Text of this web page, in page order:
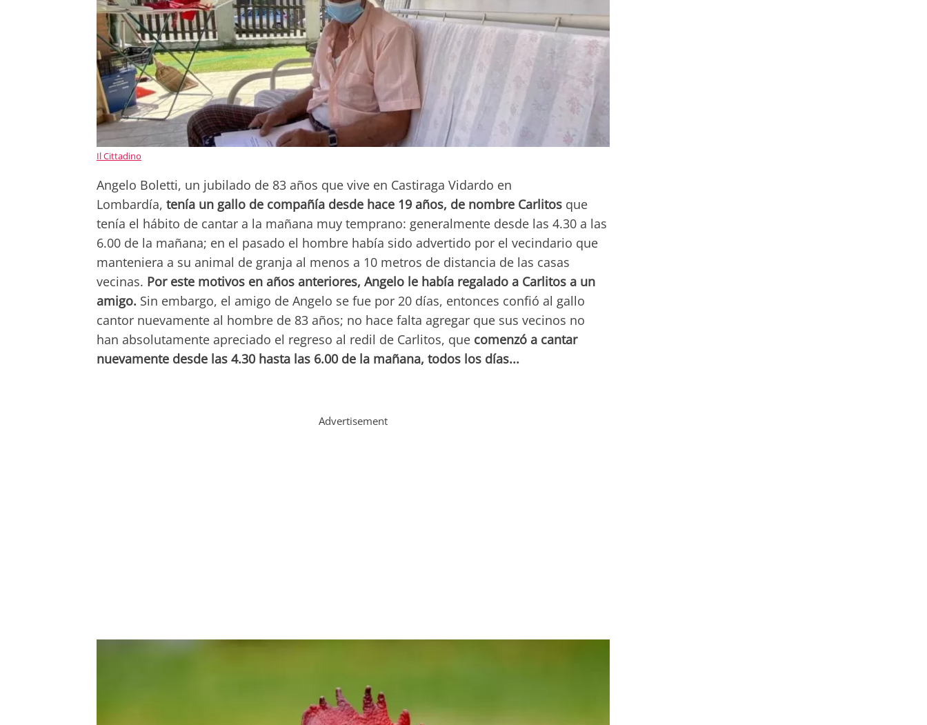
Il Cittadino
Angelo Boletti, un jubilado de 83 años que vive en Castiraga Vidardo en
Lombardía, tenía un gallo de compañía desde hace 19 años, de nombre Carlitos que
tenía el hábito de cantar a la mañana muy temprano: generalmente desde las 4.30 a las
6.00 de la mañana; en el pasado el hombre había sido advertido por el vecindario que
manteniera a su animal de granja al menos a 10 metros de distancia de las casas
vecinas. Por este motivos en años anteriores, Angelo le había regalado a Carlitos a un
amigo. Sin embargo, el amigo de Angelo se fue por 20 días, entonces confió al gallo
cantor nuevamente al hombre de 83 años; no hace falta agregar que sus vecinos no
han absolutamente apreciado el regreso al redil de Carlitos, que comenzó a cantar
nuevamente desde las 4.30 hasta las 6.00 de la mañana, todos los días...
Advertisement